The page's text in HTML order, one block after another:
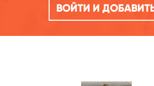
ВОЙТИ И